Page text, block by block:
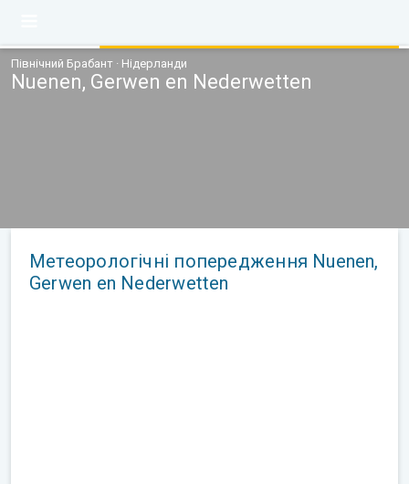
Північний Брабант · Нідерланди
Nuenen, Gerwen en Nederwetten
Метеорологічні попередження Nuenen,
Gerwen en Nederwetten